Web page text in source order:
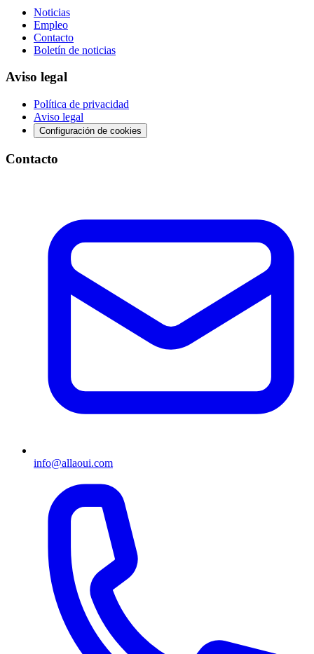
Noticias
Empleo
Contacto
Boletín de noticias
Aviso legal
Política de privacidad
Aviso legal
Configuración de cookies
Contacto
info@allaoui.com